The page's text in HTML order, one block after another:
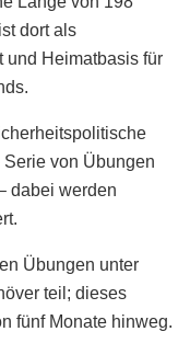
dort als
und Heimatbasis für
Serie von Übungen
dabei werden
Übungen unter
teil; dieses
fünf Monate hinweg.